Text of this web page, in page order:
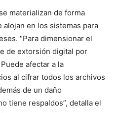
materializan de forma
alojan en los sistemas para
“Para dimensionar el
de extorsión digital por
afectar a la
al cifrar todos los archivos
de un daño
tiene respaldos”, detalla el